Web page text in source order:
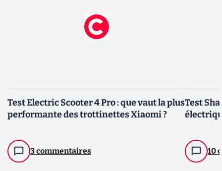
Test Electric Scooter 4 Pro : que vaut la plus
performante des trottinettes Xiaomi ?
3 commentaires
Test
10